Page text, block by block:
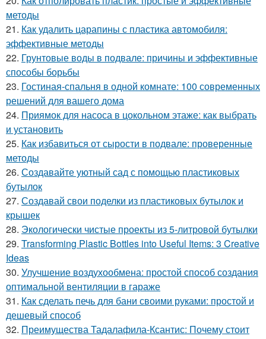
методы
21. Как удалить царапины с пластика автомобиля:
эффективные методы
22. Грунтовые воды в подвале: причины и эффективные
способы борьбы
23. Гостиная-спальня в одной комнате: 100 современных
решений для вашего дома
24. Приямок для насоса в цокольном этаже: как выбрать
и установить
25. Как избавиться от сырости в подвале: проверенные
методы
26. Создавайте уютный сад с помощью пластиковых
бутылок
27. Создавай свои поделки из пластиковых бутылок и
крышек
28. Экологически чистые проекты из 5-литровой бутылки
29. Transforming Plastic Bottles into Useful Items: 3 Creative
Ideas
30. Улучшение воздухообмена: простой способ создания
оптимальной вентиляции в гараже
31. Как сделать печь для бани своими руками: простой и
дешевый способ
32. Преимущества Тадалафила-Ксантис: Почему стоит